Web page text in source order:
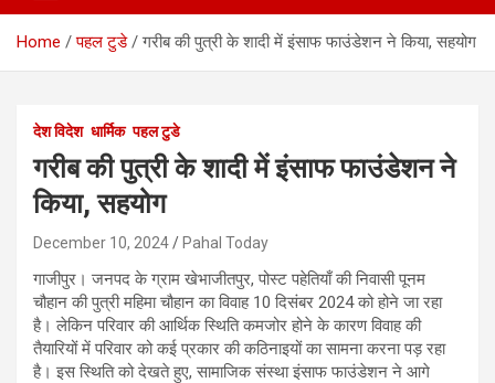
Home पहल टुडे गरीब की पुत्री के शादी में इंसाफ फाउंडेशन ने किया, सहयोग
देश विदेश धार्मिक पहल टुडे
गरीब की पुत्री के शादी में इंसाफ फाउंडेशन ने
किया, सहयोग
December 10, 2024 Pahal Today
गाजीपुर। जनपद के ग्राम खेभाजीतपुर, पोस्ट पहेतियाँ की निवासी पूनम
चौहान की पुत्री महिमा चौहान का विवाह 10 दिसंबर 2024 को होने जा रहा
है। लेकिन परिवार की आर्थिक स्थिति कमजोर होने के कारण विवाह की
तैयारियों में परिवार को कई प्रकार की कठिनाइयों का सामना करना पड़ रहा
है। इस स्थिति को देखते हुए, सामाजिक संस्था इंसाफ फाउंडेशन ने आगे